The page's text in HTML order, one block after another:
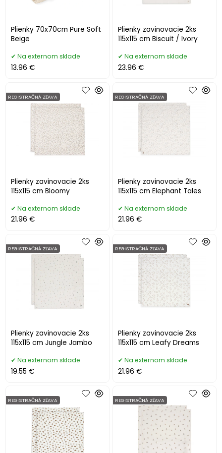
Plienky 70x70cm Pure Soft
Beige
Na externom sklade
13.96 €
Plienky zavinovacie 2ks
115x115 cm Biscuit / Ivory
Na externom sklade
23.96 €
Plienky zavinovacie 2ks
115x115 cm Bloomy
REGISTRAČNÁ ZĽAVA
Na externom sklade
21.96 €
Plienky zavinovacie 2ks
115x115 cm Elephant Tales
REGISTRAČNÁ ZĽAVA
Na externom sklade
21.96 €
Plienky zavinovacie 2ks
115x115 cm Jungle Jambo
REGISTRAČNÁ ZĽAVA
Na externom sklade
19.55 €
Plienky zavinovacie 2ks
115x115 cm Leafy Dreams
REGISTRAČNÁ ZĽAVA
Na externom sklade
21.96 €
REGISTRAČNÁ ZĽAVA REGISTRAČNÁ ZĽAVA